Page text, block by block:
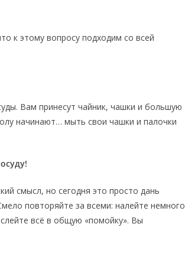
к этому вопросу подходим со всей
Вам принесут чайник, чашки и большую
начинают… мыть свои чашки и палочки
смысл, но сегодня это просто дань
повторяйте за всеми: налейте немного
всё в общую «помойку». Вы